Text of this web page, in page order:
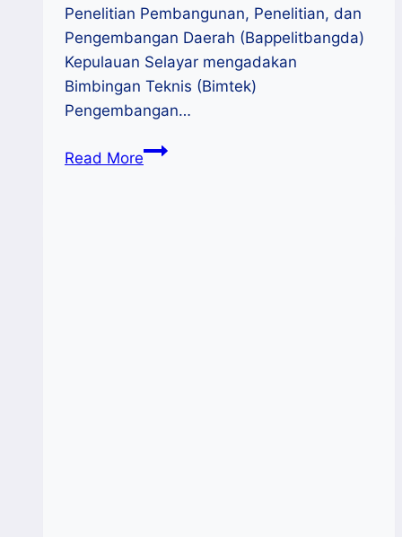
Penelitian Pembangunan, Penelitian, dan
Pengembangan Daerah (Bappelitbangda)
Kepulauan Selayar mengadakan
Bimbingan Teknis (Bimtek)
Pengembangan…
Read MoreBappelitbangda